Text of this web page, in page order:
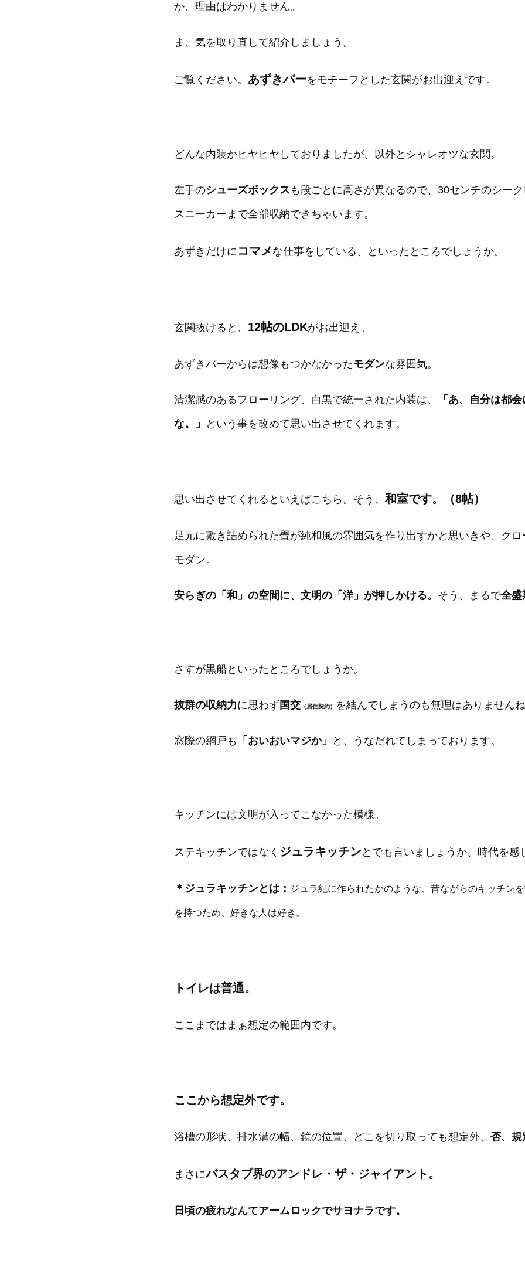
か、理由はわかりません。
ま、気を取り直して紹介しましょう。
ご覧ください。 あずきバーをモチーフとした玄関がお出迎えです。
どんな内装かヒヤヒヤしておりましたが、以外とシャレオツな玄関。
左手のシューズボックス も段ごとに高さが異なるので、30センチのシー
スニーカーまで全部収納できちゃいます。
あずきだけに コマメな仕事をしている、といったところでしょうか。
玄関抜けると、 12帖のLDKがお出迎え。
あずきバーからは想像もつかなかったモダンな雰囲気。
清潔感のあるフローリング、白黒で統一された内装は、 「あ、自分は都
な。」 という事を改めて思い出させてくれます。
思い出させてくれるといえばこちら。そう、 和室です。（8帖）
足元に敷き詰められた畳が純和風の雰囲気を作り出すかと思いきや、ク
モダン。
安らぎの「和」の空間に、文明の「洋」が押しかける。 そう、まるで全盛
さすが黒船といったところでしょうか。
抜群の収納力に思わず国交 （居住契約） を結んでしまうのも無理はありません
窓際の網戸も 「おいおいマジか」 と、うなだれてしまっております。
キッチンには文明が入ってこなかった模様。
ステキッチンではなく ジュラキッチン とでも言いましょうか、時代を感
＊ジュラキッチンとは： ジュラ紀に作られたかのような、昔ながらのキッチン
を持つため、好きな人は好き。
トイレは普通。
ここまではまぁ想定の範囲内です。
ここから想定外です。
浴槽の形状、排水溝の幅、鏡の位置、どこを切り取っても想定外、 否、規
まさにバスタブ界のアンドレ・ザ・ジャイアント。
日頃の疲れなんてアームロックでサヨナラです。